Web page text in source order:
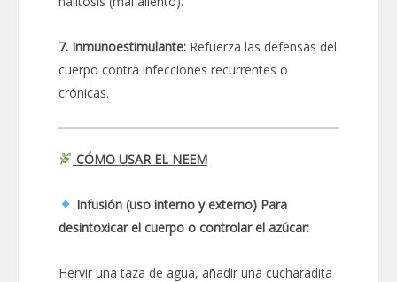
7. Inmunoestimulante: Refuerza las defensas del
cuerpo contra infecciones recurrentes o
crónicas.
CÓMO USAR EL NEEM
Infusión (uso interno y externo) Para
desintoxicar el cuerpo o controlar el azúcar:
Hervir una taza de agua, añadir una cucharadita